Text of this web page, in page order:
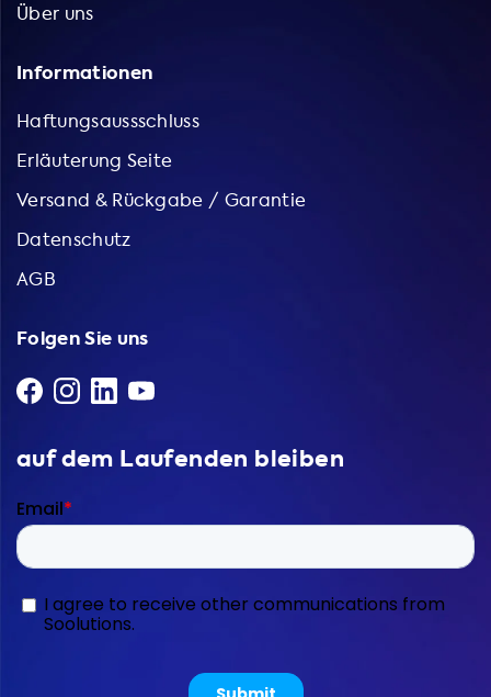
Über uns
Informationen
Haftungsaussschluss
Erläuterung Seite
Versand & Rückgabe / Garantie
Datenschutz
AGB
Folgen Sie uns
auf dem Laufenden bleiben